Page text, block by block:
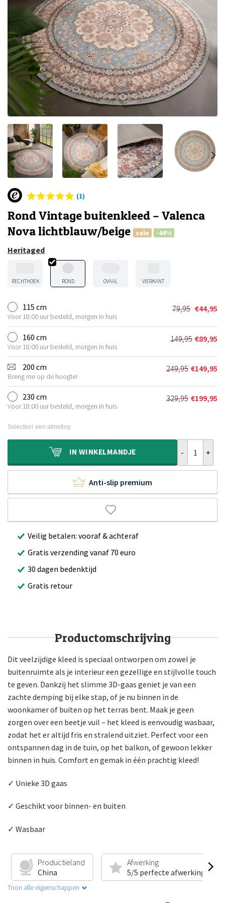
(1)
Rond Vintage buitenkleed – Valenca
Nova lichtblauw/beige
sale -44%
Heritaged
RECHTHOEK ROND OVAAL VIERKANT
115 cm
Voor 18:00 uur besteld, morgen in huis
79,95
prijs
was:
€79,95.
€44,95
Huidige
prijs
is:
€44,95.
160 cm
Voor 18:00 uur besteld, morgen in huis
149,95
prijs
was:
€149,95.
€89,95
Huidige
prijs
is:
€89,95.
200 cm
Breng me op de hoogte!
249,95
prijs
was:
€249,95.
€149,95
Huidige
prijs
is:
€149,95.
230 cm
Voor 18:00 uur besteld, morgen in huis
329,95 €199,95
Huidige
Selecteer een afmeting
IN WINKELMANDJE
Anti-slip premium
Veilig betalen: vooraf & achteraf
Gratis verzending vanaf 70 euro
30 dagen bedenktijd
Gratis retour
Productomschrijving
Dit veelzijdige kleed is speciaal ontworpen om zowel je
buitenruimte als je interieur een gezellige en stijlvolle touch
te geven. Dankzij het slimme 3D-gaas geniet je van een
zachte demping bij elke stap, of je nu binnen in de
woonkamer of buiten op het terras bent. Maak je geen
zorgen over een beetje vuil – het kleed is eenvoudig wasbaar,
zodat het er altijd fris en stralend uitziet. Perfect voor een
ontspannen dag in de tuin, op het balkon, of gewoon lekker
binnen in huis. Comfort en gemak in één prachtig kleed!
✓ Unieke 3D gaas
✓ Geschikt voor binnen- en buiten
✓ Wasbaar
Productieland
China
Afwerking
5/5 perfecte afwerking
Toon alle eigenschappen